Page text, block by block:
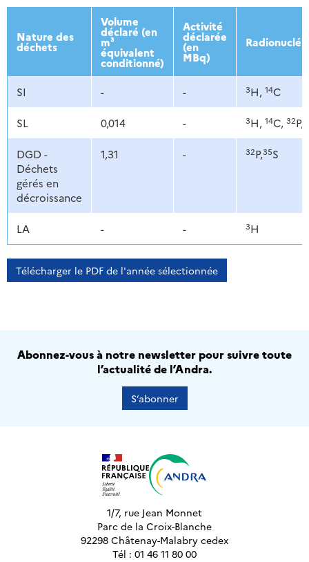
2013 2014 2015 2016
Nature des
déchets
Volume
déclaré (en
m³
équivalent
conditionné)
Activité
déclarée
(en
MBq)
SI - - 3H, 14C
SL 0,014 - 3H, 14C, 32P,
DGD -
Déchets
gérés en
décroissance
1,31 - 32P,35S
LA - - 3H
Télécharger le PDF de l'année sélectionnée
Abonnez-vous à notre newsletter pour suivre toute
l’actualité de l’Andra.
S’abonner
1/7, rue Jean Monnet
Parc de la Croix-Blanche
92298 Châtenay-Malabry cedex
Tél : 01 46 11 80 00